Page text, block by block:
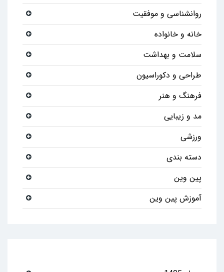
روانشناسی و موفقیت
خانه و خانواده
سلامت و بهداشت
طراحی و دکوراسیون
فرهنگ و هنر
مد و زیبایی
ورزشی
دسته بندی
پین وین
آموزش پین وین